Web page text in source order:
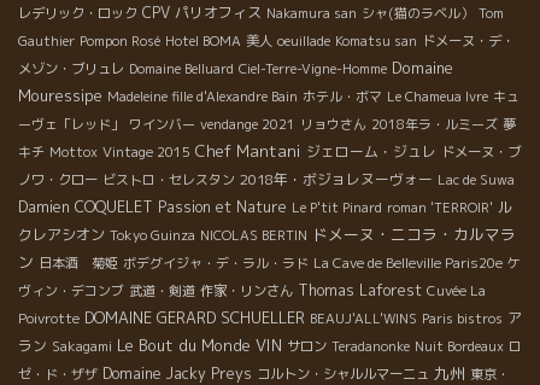
レデリック・ロック CPV パリオフィス Nakamura san シャ(猫のラベル）
Tom
Gauthier Pompon Rosé Hotel BOMA 美人 oeuillade Komatsu san ドメーヌ・デ・
メゾン・ブリュレ Domaine Belluard Ciel-Terre-Vigne-Homme Domaine
Mouressipe Madeleine fille d'Alexandre Bain ホテル・ボマ Le Chameua Ivre キュ
ーヴェ「レッド」
ワインバー vendange 2021 リョウさん 2018年ラ・ルミーズ 夢
キチ Mottox Vintage 2015 Chef Mantani ジェローム・ジュレ ドメーヌ・ブ
ノワ・クロー ビストロ・セレスタン 2018年・ボジョレヌーヴォー Lac de Suwa
Damien COQUELET Passion et Nature Le P'tit Pinard roman 'TERROIR' ル
クレアシオン Tokyo Guinza NICOLAS BERTIN ドメーヌ・ニコラ・カルマラ
ン 日本酒 菊姫 ボデグイジャ・デ・ラル・ラド La Cave de Belleville Paris20e ケ
ヴィン・デコンブ 武道・剣道 作家・リンさん Thomas Laforest Cuvée La
Poivrotte DOMAINE GERARD SCHUELLER BEAUJ'ALL'WINS Paris bistros ア
ラン Sakagami Le Bout du Monde VIN サロン Teradanonke Nuit Bordeaux ロ
ゼ・ド・ザザ Domaine Jacky Preys コルトン・シャルルマーニュ 九州 東京・